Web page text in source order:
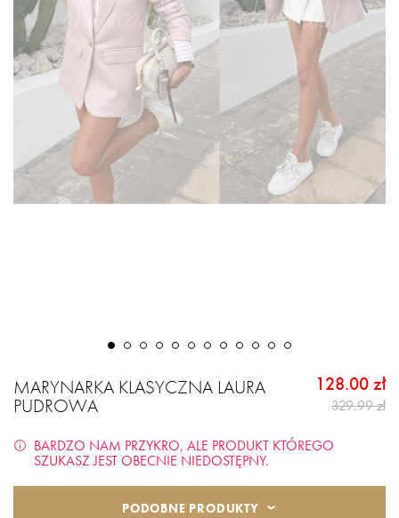
MARYNARKA KLASYCZNA LAURA
PUDROWA
128.00 zł
329.99 zł
BARDZO NAM PRZYKRO, ALE PRODUKT KTÓREGO
SZUKASZ JEST OBECNIE NIEDOSTĘPNY.
PODOBNE PRODUKTY